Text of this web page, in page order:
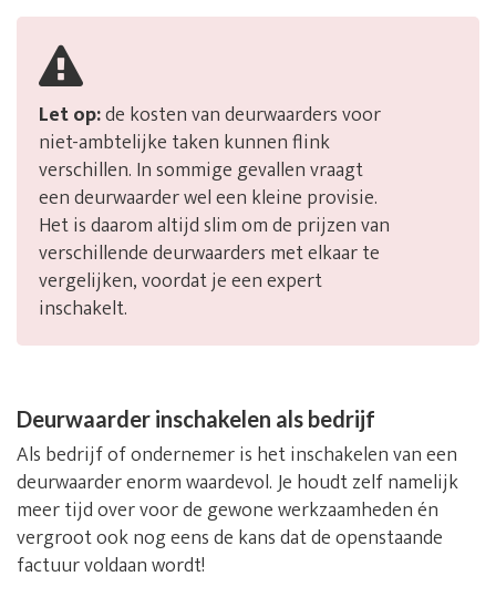
Let op:de kosten van deurwaarders voor
niet-ambtelijke taken kunnen flink
verschillen. In sommige gevallen vraagt
een deurwaarder wel een kleine provisie.
Het is daarom altijd slim om de prijzen van
verschillende deurwaarders met elkaar te
vergelijken, voordat je een expert
inschakelt.
Deurwaarder inschakelen als bedrijf
Als bedrijf of ondernemer is het inschakelen van een
deurwaarder enorm waardevol. Je houdt zelf namelijk
meer tijd over voor de gewone werkzaamheden én
vergroot ook nog eens de kans dat de openstaande
factuur voldaan wordt!